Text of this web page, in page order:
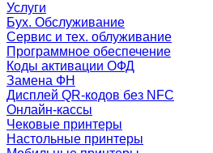
Услуги
Бух. Обслуживание
Сервис и тех. облуживание
Программное обеспечение
Коды активации ОФД
Замена ФН
Дисплей QR-кодов без NFC
Онлайн-кассы
Чековые принтеры
Настольные принтеры